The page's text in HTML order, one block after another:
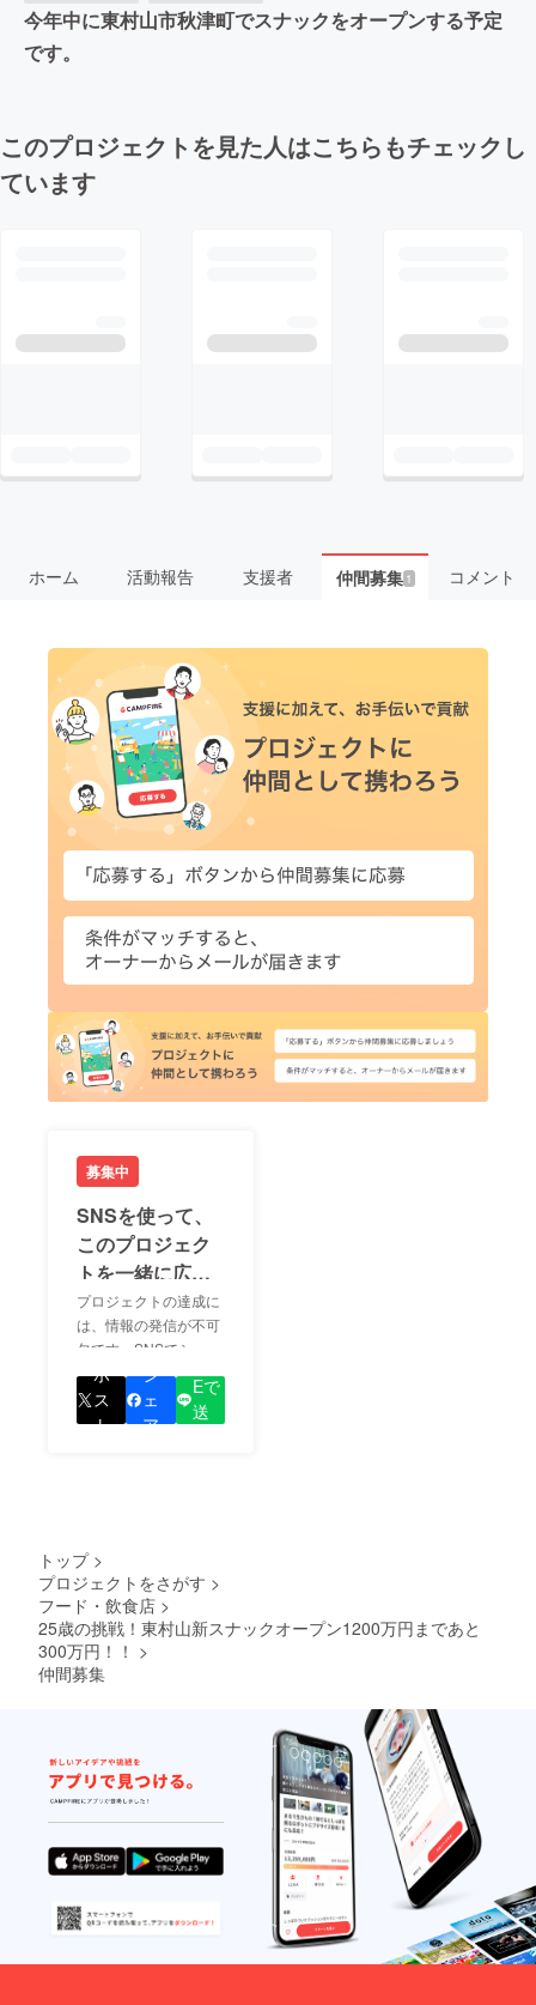
今年中に東村山市秋津町でスナックをオープンする予定
です。
このプロジェクトを見た人はこちらもチェックし
ています
ホーム 活動報告 支援者 仲間募集 1 コメント
募集中
SNSを使って、
このプロジェク
トを一緒に広め
ましょう！
プロジェクトの達成に
は、情報の発信が不可
欠です。SNSでシェア
をして、あなたが応援
しているプロジェクト
の良さを知ってもらい
ポ
ス
ト
シ
ェ
ア
Eで
送
トップ >
プロジェクトをさがす >
フード・飲食店 >
25歳の挑戦！東村山新スナックオープン1200万円まであと
300万円！！ >
仲間募集